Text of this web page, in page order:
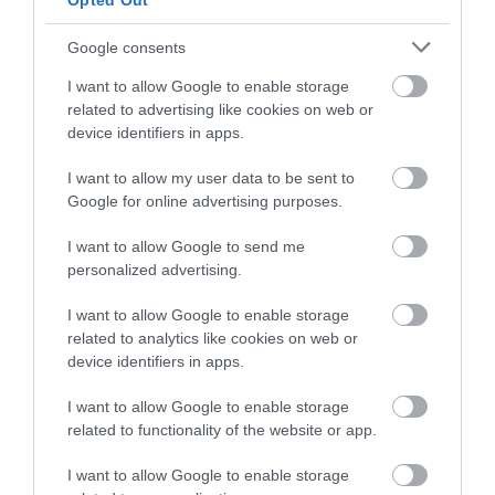
Google consents
I want to allow Google to enable storage
related to advertising like cookies on web or
device identifiers in apps.
I want to allow my user data to be sent to
Google for online advertising purposes.
I want to allow Google to send me
personalized advertising.
I want to allow Google to enable storage
related to analytics like cookies on web or
device identifiers in apps.
I want to allow Google to enable storage
related to functionality of the website or app.
I want to allow Google to enable storage
fut, ugrik, játszik és viselkedik, mint bármely
másik macska,
a plusz lábujjak pedig csupán még
Ez is érdekelhet!
legrejtélyesebb macskáját
Persze nem Toby az egyetlen háziállat, amely egy
ritka genetikai eltérés miatt vált világhírűvé. Tavaly
, akit egy tennessee-i állatmenhelyre vittek be
testvéreivel együtt. Hasonló rendellenességgel
született a közösségi médiában ismert
Korábban pedigNarwhal ,a homloka közepéből
kinövő farokkal született kiskutyalopta be magát
rendkívül szokatlanul néznek ki, de a legtöbb